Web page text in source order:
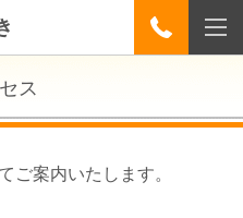
ス
ご案内いたします。